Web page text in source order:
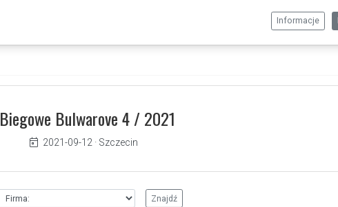
Informacje
Biegowe Bulwarove 4 / 2021
2021-09-12 · Szczecin